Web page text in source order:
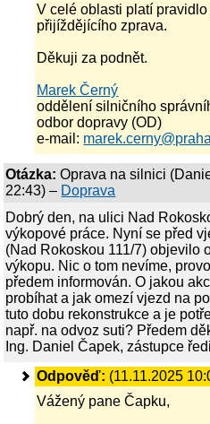
V celé oblasti platí
přijíždějícího zprava.
Děkuji za podnět.
Marek Černý
oddělení silničního
odbor dopravy (OD)
e-mail:
Otázka: Oprava na silnici (
22:43) – Doprava
Dobrý den, na ulici Nad
výkopové práce. Nyní se před
(Nad Rokoskou 111/7) objevilo
výkopu. Nic o tom nevíme,
předem informován. O jakou
probíhat a jak omezí vjezd na
tuto dobu rekonstrukce a je
např. na odvoz suti? Předem
Ing. Daniel Čapek, zástupce
Odpověď: (11.11.2025
Vážený pane Čapku,